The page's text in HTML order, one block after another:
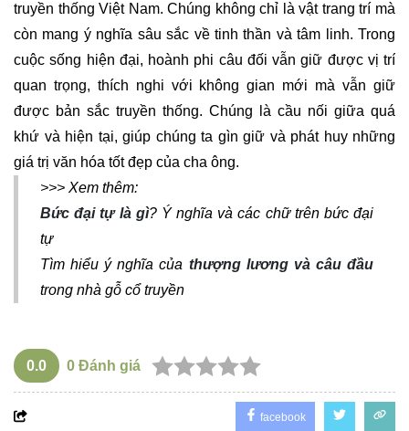
truyền thống Việt Nam. Chúng không chỉ là vật trang trí mà
còn mang ý nghĩa sâu sắc về tinh thần và tâm linh. Trong
cuộc sống hiện đại, hoành phi câu đối vẫn giữ được vị trí
quan trọng, thích nghi với không gian mới mà vẫn giữ
được bản sắc truyền thống. Chúng là cầu nối giữa quá
khứ và hiện tại, giúp chúng ta gìn giữ và phát huy những
giá trị văn hóa tốt đẹp của cha ông.
>>> Xem thêm:
Bức đại tự là gì? Ý nghĩa và các chữ trên bức đại
tự
Tìm hiểu ý nghĩa của thượng lương và câu đầu
trong nhà gỗ cổ truyền
0.0 0 Đánh giá
facebook